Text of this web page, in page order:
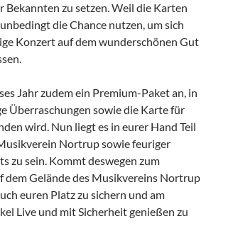
Bekannten zu setzen. Weil die Karten
die Chance nutzen, um sich
Konzert auf dem wunderschönen Gut
Jahr zudem ein Premium-Paket an, in
Überraschungen sowie die Karte für
wird. Nun liegt es in eurer Hand Teil
Nortrup sowie feuriger
zu sein. Kommt deswegen zum
dem Gelände des Musikvereins Nortrup
euren Platz zu sichern und am
Live und mit Sicherheit genießen zu